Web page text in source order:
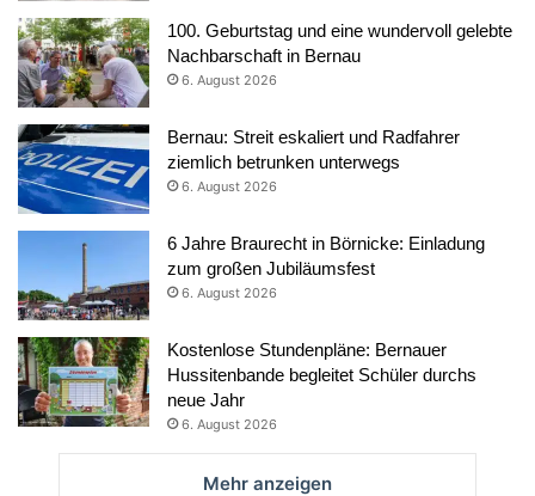
100. Geburtstag und eine wundervoll gelebte
Nachbarschaft in Bernau
6. August 2026
Bernau: Streit eskaliert und Radfahrer
ziemlich betrunken unterwegs
6. August 2026
6 Jahre Braurecht in Börnicke: Einladung
zum großen Jubiläumsfest
6. August 2026
Kostenlose Stundenpläne: Bernauer
Hussitenbande begleitet Schüler durchs
neue Jahr
6. August 2026
Mehr anzeigen